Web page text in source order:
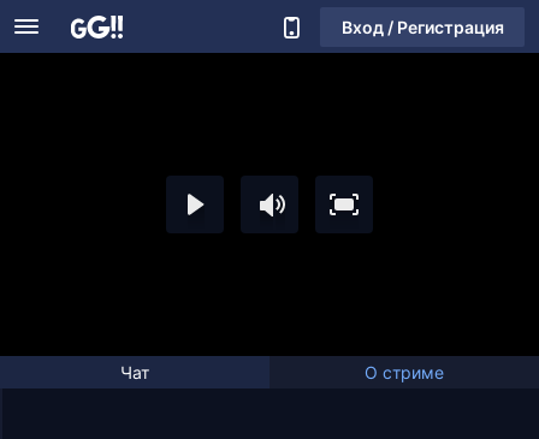
Вход / Регистрация
Чат О стриме